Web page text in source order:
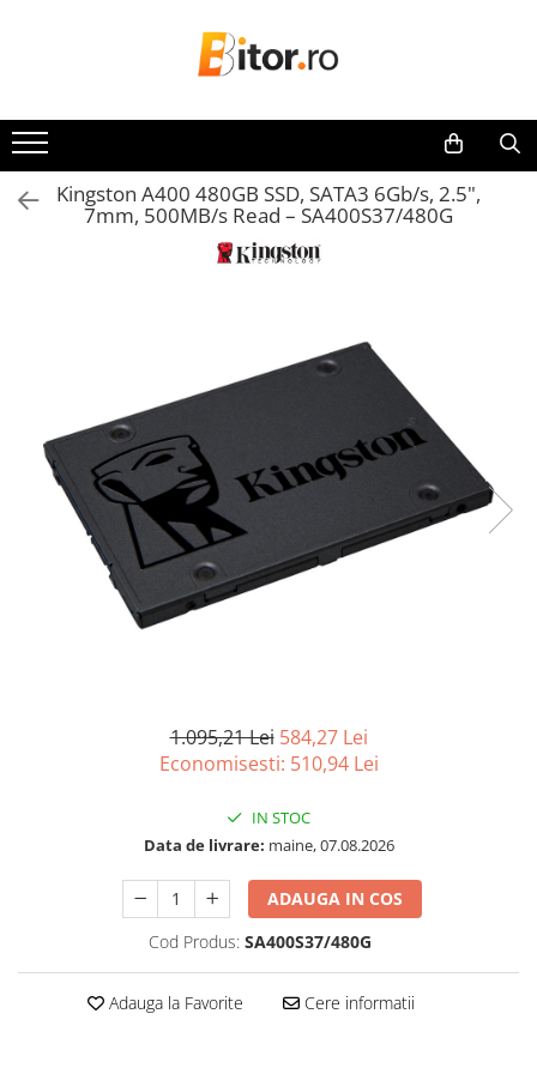
Laptop , PC, Tablete
Laptop-uri
Laptop-uri Gaming
Laptop-uri Workstation
Imprimante, Scannere,
Consumabile
Imprimante & Multifuncționale
Imprimanta Laser Color
Imprimanta Laser Mono
Imprimante Cerneală
Imprimante Matriciale
Consumabile & Filamente 3D
Cerneală & Cap de Printare
Imprimante Large Format Printer
Accesorii Large Format
Kingston A400 480GB SSD, SATA3 6Gb/s, 2.5",
7mm, 500MB/s Read – SA400S37/480G
1.095,21 Lei 584,27 Lei
Economisesti: 510,94 Lei
IN STOC
Data de livrare: maine, 07.08.2026
ADAUGA IN COS
Cod Produs: SA400S37/480G
Adauga la Favorite Cere informatii